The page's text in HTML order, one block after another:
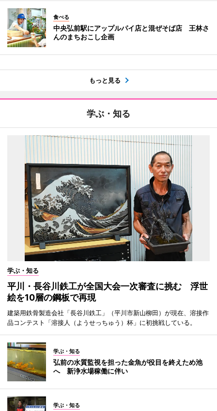
食べる
中央弘前駅にアップルパイ店と混ぜそば店 王林さ
んのまちおこし企画
もっと見る
学ぶ・知る
学ぶ・知る
平川・長谷川鉄工が全国大会一次審査に挑む 浮世
絵を10層の鋼板で再現
建築用鉄骨製造会社「長谷川鉄工」（平川市新山柳田）が現在、溶接作
品コンテスト「溶接人（ようせっちゅう）杯」に初挑戦している。
学ぶ・知る
弘前の水質監視を担った金魚が役目を終えため池
へ 新浄水場稼働に伴い
学ぶ・知る